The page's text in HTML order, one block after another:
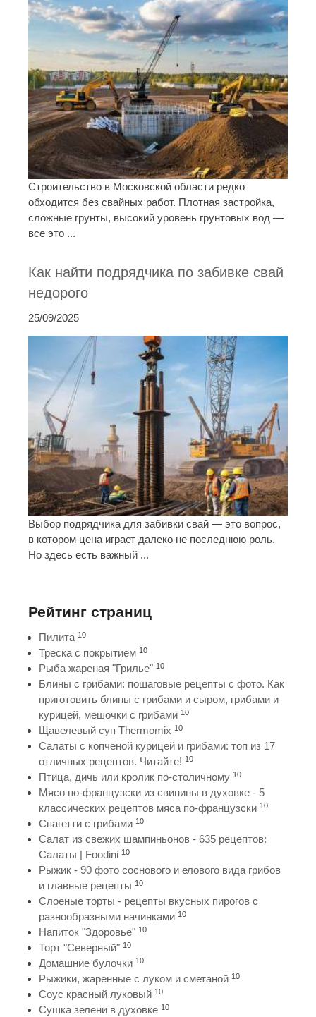
Строительство в Московской области редко
обходится без свайных работ. Плотная застройка,
сложные грунты, высокий уровень грунтовых вод —
все это ...
Как найти подрядчика по забивке свай
недорого
25/09/2025
Выбор подрядчика для забивки свай — это вопрос,
в котором цена играет далеко не последнюю роль.
Но здесь есть важный ...
Рейтинг страниц
Пилита 10
Треска с покрытием 10
Рыба жареная "Грилье" 10
Блины с грибами: пошаговые рецепты с фото. Как
приготовить блины с грибами и сыром, грибами и
курицей, мешочки с грибами 10
Щавелевый суп Thermomix 10
Салаты с копченой курицей и грибами: топ из 17
отличных рецептов. Читайте! 10
Птица, дичь или кролик по-столичному 10
Мясо по-французски из свинины в духовке - 5
классических рецептов мяса по-французски 10
Спагетти с грибами 10
Салат из свежих шампиньонов - 635 рецептов:
Салаты | Foodini 10
Рыжик - 90 фото соснового и елового вида грибов
и главные рецепты 10
Слоеные торты - рецепты вкусных пирогов с
разнообразными начинками 10
Напиток "Здоровье" 10
Торт "Северный" 10
Домашние булочки 10
Рыжики, жаренные с луком и сметаной 10
Соус красный луковый 10
Сушка зелени в духовке 10